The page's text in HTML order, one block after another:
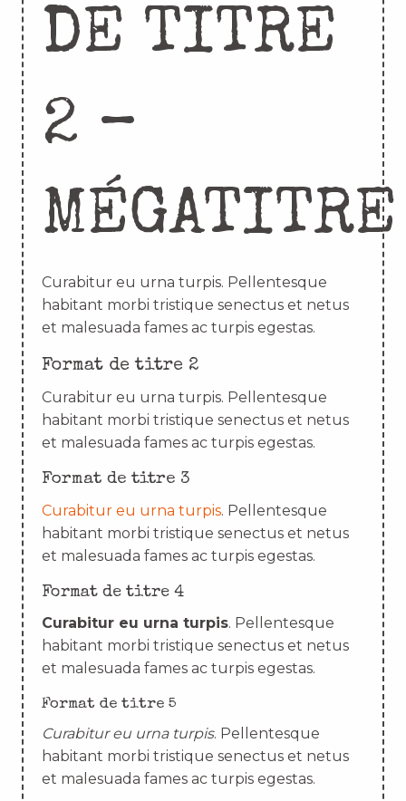
DE TITRE
2 –
MÉGATITRE
Curabitur eu urna turpis. Pellentesque
habitant morbi tristique senectus et netus
et malesuada fames ac turpis egestas.
Format de titre 2
Curabitur eu urna turpis. Pellentesque
habitant morbi tristique senectus et netus
et malesuada fames ac turpis egestas.
Format de titre 3
Curabitur eu urna turpis. Pellentesque
habitant morbi tristique senectus et netus
et malesuada fames ac turpis egestas.
Format de titre 4
Curabitur eu urna turpis. Pellentesque
habitant morbi tristique senectus et netus
et malesuada fames ac turpis egestas.
Format de titre 5
Curabitur eu urna turpis. Pellentesque
habitant morbi tristique senectus et netus
et malesuada fames ac turpis egestas.